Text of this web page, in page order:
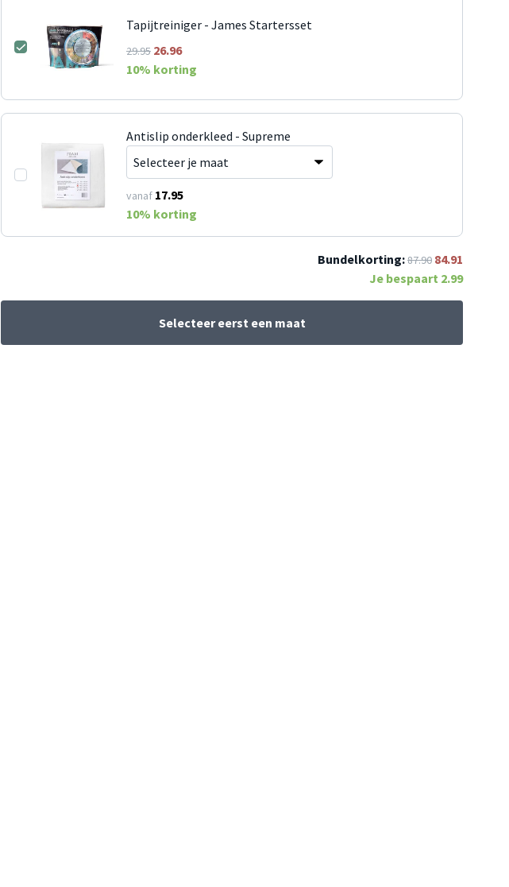
Tapijtreiniger - James Startersset
29.95 26.96
10% korting
Antislip onderkleed - Supreme
vanaf 17.95
10% korting
Bundelkorting:87.90 84.91
Je bespaart 2.99
Selecteer eerst een maat